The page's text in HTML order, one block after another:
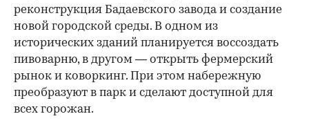
реконструкция Бадаевского завода и создание
новой городской среды. В одном из
исторических зданий планируется воссоздать
пивоварню, в другом — открыть фермерский
рынок и коворкинг. При этом набережную
преобразуют в парк и сделают доступной для
всех горожан.